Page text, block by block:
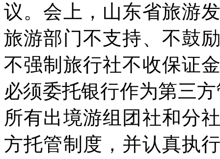
议。会上，山东省旅游
旅游部门不支持、不鼓
不强制旅行社不收保证
必须委托银行作为第三
所有出境游组团社和分
方托管制度，并认真执